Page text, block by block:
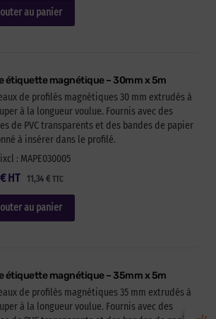
au panier
étiquette magnétique – 30mm x 5m
de profilés magnétiques 30 mm extrudés à
à la longueur voulue. Fournis avec des
de PVC transparents et des bandes de papier
à insérer dans le profilé.
: MAPE030005
€ 11,34 €TTC
HT
au panier
étiquette magnétique – 35mm x 5m
de profilés magnétiques 35 mm extrudés à
à la longueur voulue. Fournis avec des